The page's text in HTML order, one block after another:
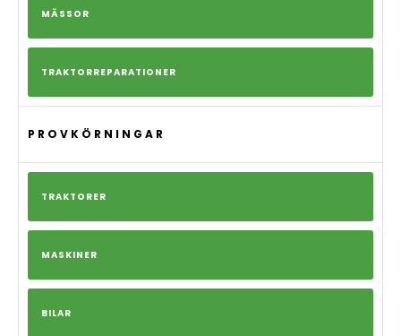
MÄSSOR
TRAKTORREPARATIONER
PROVKÖRNINGAR
TRAKTORER
MASKINER
BILAR